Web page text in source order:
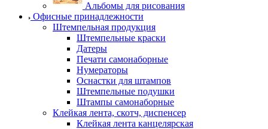
Альбомы для рисования
Офисные принадлежности
Штемпельная продукция
Штемпельные краски
Датеры
Печати самонаборные
Нумераторы
Оснастки для штампов
Штемпельные подушки
Штампы самонаборные
Клейкая лента, скотч, диспенсер
Клейкая лента канцелярская